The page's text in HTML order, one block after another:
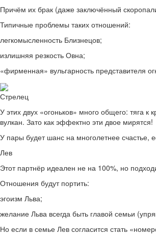
Причём их брак (даже заключённый
Типичные проблемы таких отношений:
легкомысленность Близнецов;
излишняя резкость Овна;
«фирменная» вульгарность представителя
Стрелец
У этих двух «огоньков» много общего: тяга
вулкан. Зато как эффектно эти двое мирятся!
У пары будет шанс на многолетнее счастье,
Лев
Этот партнёр идеален не на 100%, но
Отношения будут портить:
эгоизм Льва;
желание Льва всегда быть главой семьи
Но если в семье Лев согласится стать